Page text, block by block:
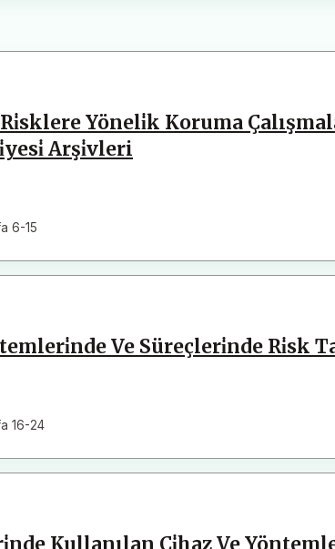
Yöneli̇k Koruma
Arşi̇vleri
6-15
Ve Süreçleri̇nde Ri̇sk
16-24